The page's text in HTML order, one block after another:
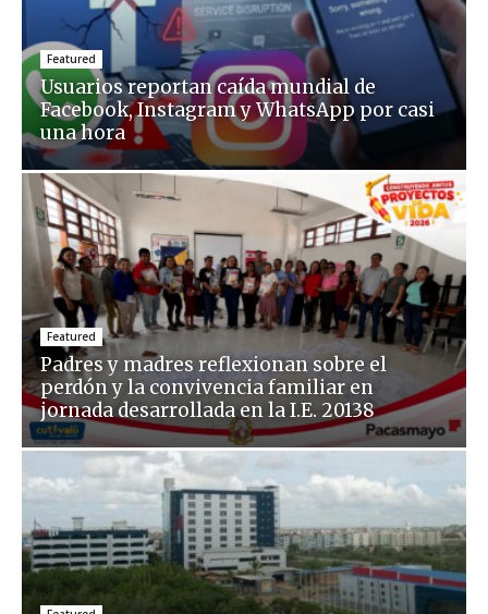
Featured
Usuarios reportan caída mundial de
Facebook, Instagram y WhatsApp por casi
una hora
Featured
Padres y madres reflexionan sobre el
perdón y la convivencia familiar en
jornada desarrollada en la I.E. 20138